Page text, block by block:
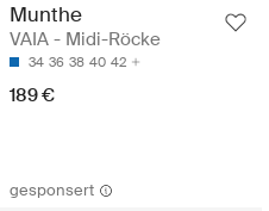
Munthe
VAIA - Midi-Röcke
34 36 38 40 42
189 €
gesponsert